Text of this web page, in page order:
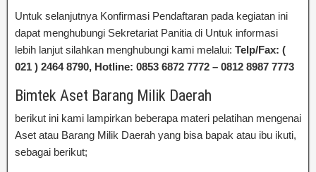
Untuk selanjutnya Konfirmasi Pendaftaran pada kegiatan ini
dapat menghubungi Sekretariat Panitia di Untuk informasi
lebih lanjut silahkan menghubungi kami melalui: Telp/Fax: (
021 ) 2464 8790, Hotline: 0853 6872 7772 – 0812 8987 7773
Bimtek Aset Barang Milik Daerah
berikut ini kami lampirkan beberapa materi pelatihan mengenai
Aset atau Barang Milik Daerah yang bisa bapak atau ibu ikuti,
sebagai berikut;